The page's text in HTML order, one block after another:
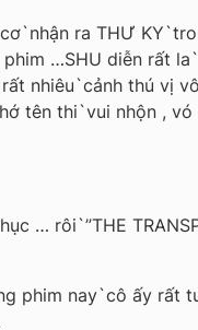
ra THƯ
…SHU diễn rất
nhiêu`cảnh thú vị
tên thi`vui nhộn ,
… rôi`”THE
phim nay`cô ấy rất